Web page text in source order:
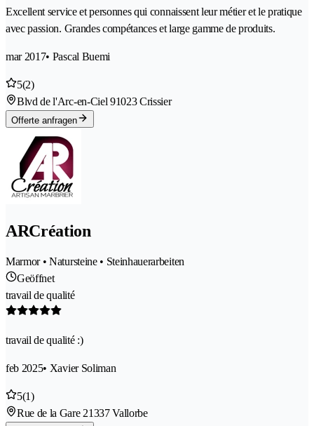
Excellent service et personnes qui connaissent leur métier et le pratique
avec passion. Grandes compétances et large gamme de produits.
mar 2017• Pascal Buemi
5(2)
Blvd de l'Arc-en-Ciel 91023 Crissier
Offerte anfragen
ARCréation
Marmor • Natursteine • Steinhauerarbeiten
Geöffnet
travail de qualité
travail de qualité :)
feb 2025• Xavier Soliman
5(1)
Rue de la Gare 21337 Vallorbe